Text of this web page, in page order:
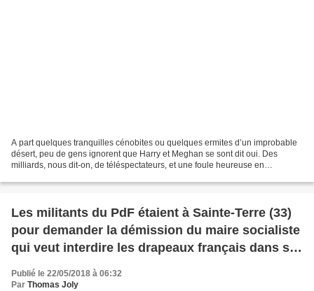
A part quelques tranquilles cénobites ou quelques ermites d’un improbable
désert, peu de gens ignorent que Harry et Meghan se sont dit oui. Des
milliards, nous dit-on, de téléspectateurs, et une foule heureuse en
Les militants du PdF étaient à Sainte-Terre (33)
pour demander la démission du maire socialiste
qui veut interdire les drapeaux français dans sa
commune
Publié le 22/05/2018 à 06:32
Par Thomas Joly